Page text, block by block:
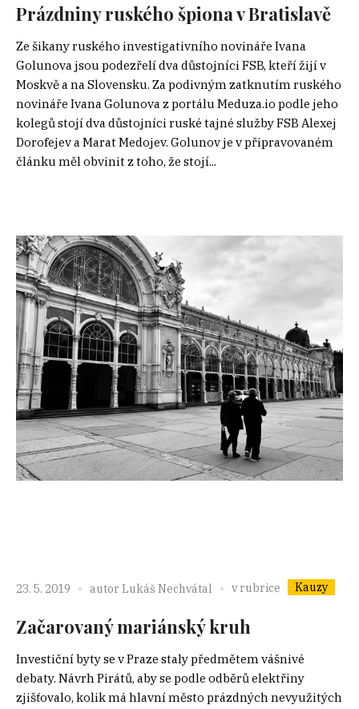
Prázdniny ruského špiona v Bratislavě
Ze šikany ruského investigativního novináře Ivana
Golunova jsou podezřelí dva důstojníci FSB, kteří žijí v
Moskvě a na Slovensku. Za podivným zatknutím ruského
novináře Ivana Golunova z portálu Meduza.io podle jeho
kolegů stojí dva důstojníci ruské tajné služby FSB Alexej
Dorofejev a Marat Medojev. Golunov je v připravovaném
článku měl obvinit z toho, že stojí...
23. 5. 2019 autor Lukáš Nechvátal v rubrice Kauzy
Začarovaný mariánský kruh
Investiční byty se v Praze staly předmětem vášnivé
debaty. Návrh Pirátů, aby se podle odběrů elektřiny
zjišťovalo, kolik má hlavní město prázdných nevyužitých